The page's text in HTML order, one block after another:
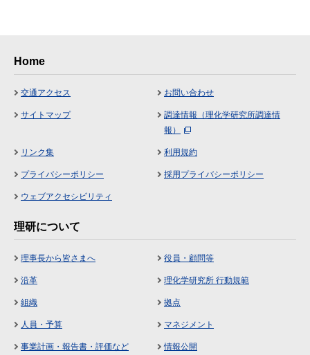
Home
交通アクセス お問い合わせ
サイトマップ
調達情報（理化学研究所調達情
報）
リンク集 利用規約
プライバシーポリシー 採用プライバシーポリシー
ウェブアクセシビリティ
理研について
理事長から皆さまへ 役員・顧問等
沿革 理化学研究所 行動規範
組織 拠点
人員・予算 マネジメント
事業計画・報告書・評価など 情報公開